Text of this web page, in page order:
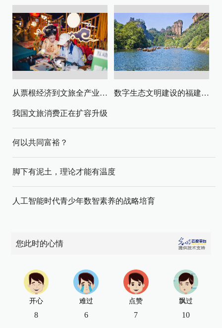
从票根经济到文旅全产业链升级 数字生态文明建设的福建路径与启示
我国文旅消费正在扩容升级
何以共同富裕？
脚下有泥土，理论才能有温度
人工智能时代青少年数智素养的战略培育
您此时的心情
开心
8
难过
6
点赞
7
飘过
10